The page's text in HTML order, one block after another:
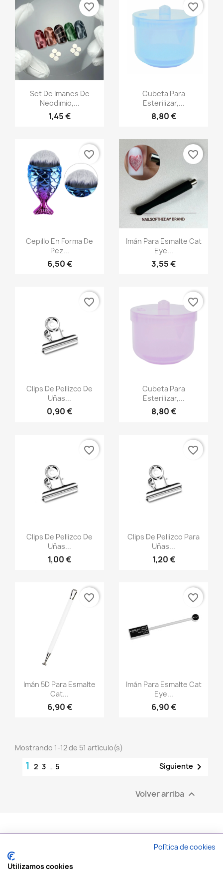
Vista rápida
Set De Imanes De
Neodimio,...
1,45 €
favorite_border
Vista rápida
Cubeta Para
Esterilizar,...
8,80 €
favorite_border
Vista rápida
Cepillo En Forma De
Pez...
6,50 €
favorite_border
Vista rápida
Imán Para Esmalte Cat
Eye...
3,55 €
favorite_border
Vista rápida
Clips De Pellizco De
Uñas...
0,90 €
favorite_border
Vista rápida
Cubeta Para
Esterilizar,...
8,80 €
favorite_border
Vista rápida
Clips De Pellizco De
Uñas...
1,00 €
favorite_border
 Vista rápida
Clips De Pellizco Para
Uñas...
1,20 €
favorite_border
Vista rápida
Imán 5D Para Esmalte
Cat...
6,90 €
favorite_border
Vista rápida
Imán Para Esmalte Cat
Eye...
6,90 €
favorite_border
Mostrando 1-12 de 51 artículo(s)
1 2 3 … 5 Siguiente 
Volver arriba 
PRODUCTOS
Política de cookies
Utilizamos cookies